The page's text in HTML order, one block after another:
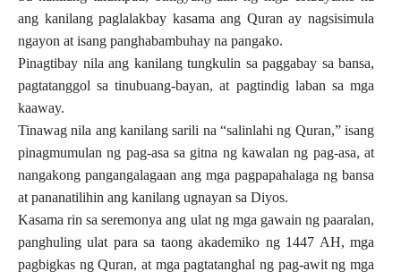
ang kanilang paglalakbay kasama ang Quran ay nagsisimula
ngayon at isang panghabambuhay na pangako.
Pinagtibay nila ang kanilang tungkulin sa paggabay sa bansa,
pagtatanggol sa tinubuang-bayan, at pagtindig laban sa mga
kaaway.
Tinawag nila ang kanilang sarili na “salinlahi ng Quran,” isang
pinagmumulan ng pag-asa sa gitna ng kawalan ng pag-asa, at
nangakong pangangalagaan ang mga pagpapahalaga ng bansa
at pananatilihin ang kanilang ugnayan sa Diyos.
Kasama rin sa seremonya ang ulat ng mga gawain ng paaralan,
panghuling ulat para sa taong akademiko ng 1447 AH, mga
pagbigkas ng Quran, at mga pagtatanghal ng pag-awit ng mga